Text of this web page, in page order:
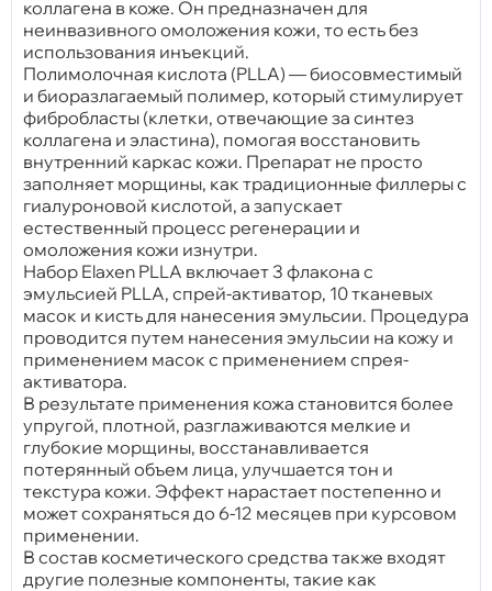
коллагена в коже. Он предназначен для
неинвазивного омоложения кожи, то есть без
использования инъекций.
Полимолочная кислота (PLLA) — биосовместимый
и биоразлагаемый полимер, который стимулирует
фибробласты (клетки, отвечающие за синтез
коллагена и эластина), помогая восстановить
внутренний каркас кожи. Препарат не просто
заполняет морщины, как традиционные филлеры с
гиалуроновой кислотой, а запускает
естественный процесс регенерации и
омоложения кожи изнутри.
Набор Elaxen PLLA включает 3 флакона с
эмульсией PLLA, спрей-активатор, 10 тканевых
масок и кисть для нанесения эмульсии. Процедура
проводится путем нанесения эмульсии на кожу и
применением масок с применением спрея-
активатора.
В результате применения кожа становится более
упругой, плотной, разглаживаются мелкие и
глубокие морщины, восстанавливается
потерянный объем лица, улучшается тон и
текстура кожи. Эффект нарастает постепенно и
может сохраняться до 6-12 месяцев при курсовом
применении.
В состав косметического средства также входят
другие полезные компоненты, такие как